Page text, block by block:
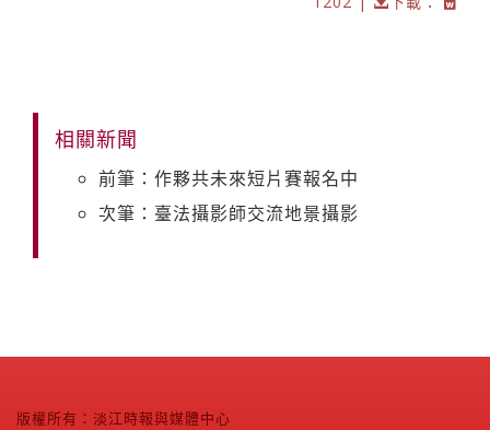
相關新聞
前筆：作夥共未來短片賽報名中
次筆：臺法攝影師交流地景攝影
版權所有：淡江時報與媒體中心